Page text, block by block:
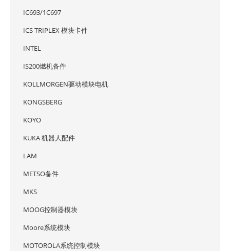
IC693/1C697
ICS TRIPLEX 模块卡件
INTEL
IS200燃机备件
KOLLMORGEN驱动模块电机
KONGSBERG
KOYO
KUKA 机器人配件
LAM
METSO备件
MKS
MOOG控制器模块
Moore系统模块
MOTOROLA系统控制模块